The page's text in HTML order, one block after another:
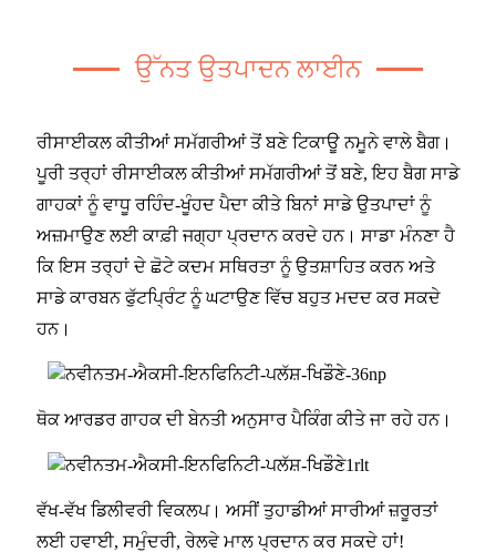
ਉੱਨਤ ਉਤਪਾਦਨ ਲਾਈਨ
ਰੀਸਾਈਕਲ ਕੀਤੀਆਂ ਸਮੱਗਰੀਆਂ ਤੋਂ ਬਣੇ ਟਿਕਾਊ ਨਮੂਨੇ ਵਾਲੇ ਬੈਗ।
ਪੂਰੀ ਤਰ੍ਹਾਂ ਰੀਸਾਈਕਲ ਕੀਤੀਆਂ ਸਮੱਗਰੀਆਂ ਤੋਂ ਬਣੇ, ਇਹ ਬੈਗ ਸਾਡੇ
ਗਾਹਕਾਂ ਨੂੰ ਵਾਧੂ ਰਹਿੰਦ-ਖੂੰਹਦ ਪੈਦਾ ਕੀਤੇ ਬਿਨਾਂ ਸਾਡੇ ਉਤਪਾਦਾਂ ਨੂੰ
ਅਜ਼ਮਾਉਣ ਲਈ ਕਾਫ਼ੀ ਜਗ੍ਹਾ ਪ੍ਰਦਾਨ ਕਰਦੇ ਹਨ। ਸਾਡਾ ਮੰਨਣਾ ਹੈ
ਕਿ ਇਸ ਤਰ੍ਹਾਂ ਦੇ ਛੋਟੇ ਕਦਮ ਸਥਿਰਤਾ ਨੂੰ ਉਤਸ਼ਾਹਿਤ ਕਰਨ ਅਤੇ
ਸਾਡੇ ਕਾਰਬਨ ਫੁੱਟਪ੍ਰਿੰਟ ਨੂੰ ਘਟਾਉਣ ਵਿੱਚ ਬਹੁਤ ਮਦਦ ਕਰ ਸਕਦੇ
ਹਨ।
ਥੋਕ ਆਰਡਰ ਗਾਹਕ ਦੀ ਬੇਨਤੀ ਅਨੁਸਾਰ ਪੈਕਿੰਗ ਕੀਤੇ ਜਾ ਰਹੇ ਹਨ।
ਵੱਖ-ਵੱਖ ਡਿਲੀਵਰੀ ਵਿਕਲਪ। ਅਸੀਂ ਤੁਹਾਡੀਆਂ ਸਾਰੀਆਂ ਜ਼ਰੂਰਤਾਂ
ਲਈ ਹਵਾਈ, ਸਮੁੰਦਰੀ, ਰੇਲਵੇ ਮਾਲ ਪ੍ਰਦਾਨ ਕਰ ਸਕਦੇ ਹਾਂ!